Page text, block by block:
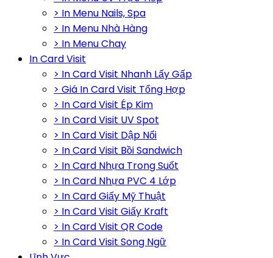
> In Menu Nails, Spa
> In Menu Nhà Hàng
> In Menu Chay
In Card Visit
> In Card Visit Nhanh Lấy Gấp
> Giá In Card Visit Tổng Hợp
> In Card Visit Ép Kim
> In Card Visit UV Spot
> In Card Visit Dập Nổi
> In Card Visit Bồi Sandwich
> In Card Nhựa Trong Suốt
> In Card Nhựa PVC 4 Lớp
> In Card Giấy Mỹ Thuật
> In Card Visit Giấy Kraft
> In Card Visit QR Code
> In Card Visit Song Ngữ